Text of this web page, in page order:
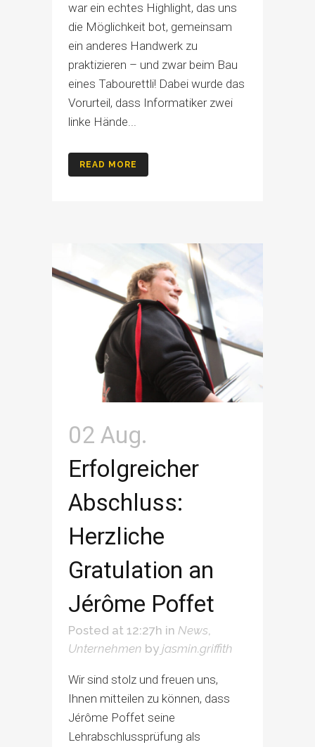
war ein echtes Highlight, das uns
die Möglichkeit bot, gemeinsam
ein anderes Handwerk zu
praktizieren – und zwar beim Bau
eines Tabourettli! Dabei wurde das
Vorurteil, dass Informatiker zwei
linke Hände...
READ MORE
02 Aug.
Erfolgreicher
Abschluss:
Herzliche
Gratulation an
Jérôme Poffet
Posted at 12:27h in News
Unternehmen by jasmin.griffith
Wir sind stolz und freuen uns,
Ihnen mitteilen zu können, dass
Jérôme Poffet seine
Lehrabschlussprüfung als